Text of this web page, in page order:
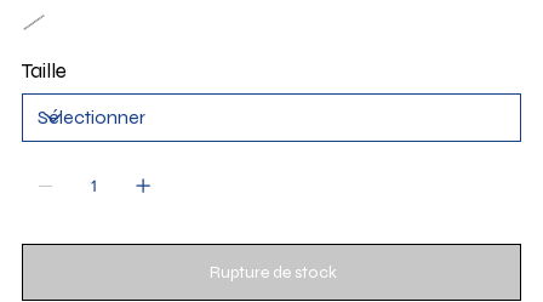
Taille
Rupture de stock